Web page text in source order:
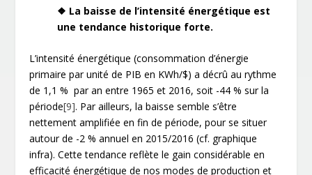
❖ La baisse de l’intensité énergétique est
une tendance historique forte.
L’intensité énergétique (consommation d’énergie
primaire par unité de PIB en KWh/$) a décrû au rythme
de 1,1 % par an entre 1965 et 2016, soit -44 % sur la
période[9]. Par ailleurs, la baisse semble s’être
nettement amplifiée en fin de période, pour se situer
autour de -2 % annuel en 2015/2016 (cf. graphique
infra). Cette tendance reflète le gain considérable en
efficacité énergétique de nos modes de production et